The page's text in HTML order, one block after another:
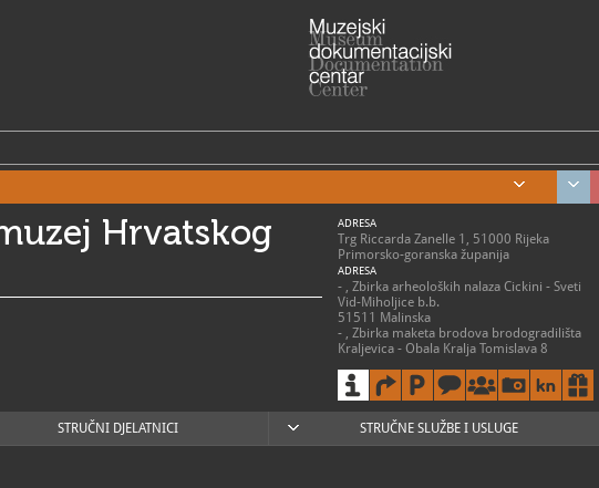
Hrvatskog
ADRESA
Trg Riccarda Zanelle 1, 51000 Rijeka
Primorsko-goranska županija
ADRESA
- , Zbirka arheoloških nalaza Cickini - Sveti
Vid-Miholjice b.b.
51511 Malinska
- , Zbirka maketa brodova brodogradilišta
Kraljevica - Obala Kralja Tomislava 8
RADNO VRIJEME
Ponedjeljak: 9 - 16 h
Utorak - subota: 09 – 20 h
Nedjelja: 9 - 13 h
Blagdanom i državnim praznikom zatvoreno
STRUČNI DJELATNICI STRUČNE SLUŽBE I USLUGE